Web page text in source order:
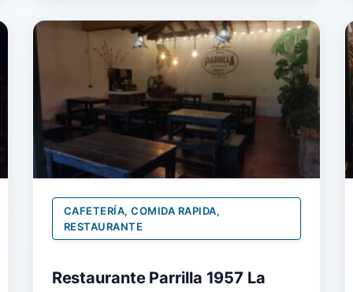
CAFETERÍA, COMIDA RAPIDA,
RESTAURANTE
Restaurante Parrilla 1957 La